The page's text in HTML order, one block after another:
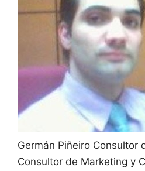
Germán Piñeiro Consultor
Consultor de Marketing y